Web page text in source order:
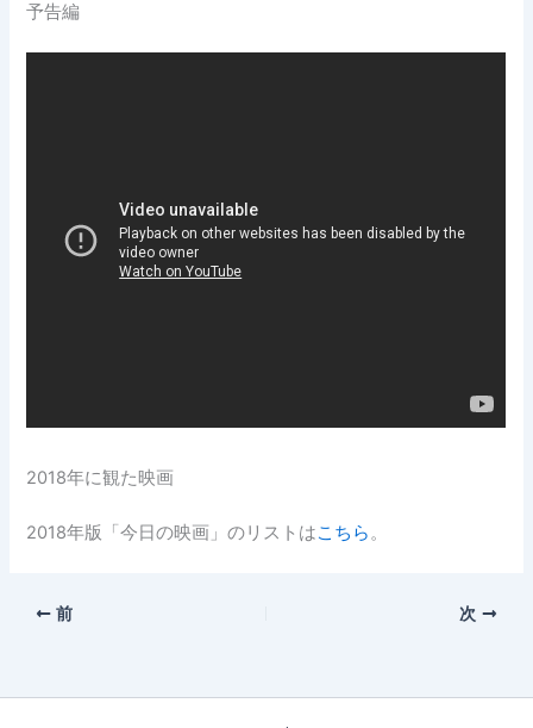
予告編
2018年に観た映画
2018年版「今日の映画」のリストはこちら。
前 次